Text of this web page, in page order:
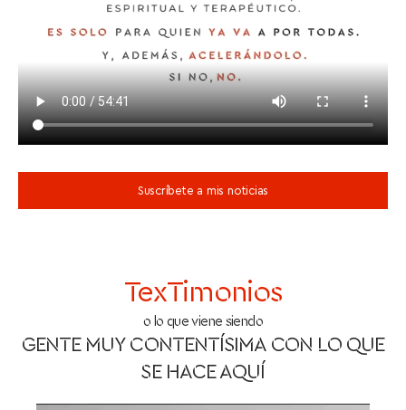
Suscríbete a mis noticias
TexTimonios
o lo que viene siendo
GENTE MUY CONTENTÍSIMA CON LO QUE
SE HACE AQUÍ